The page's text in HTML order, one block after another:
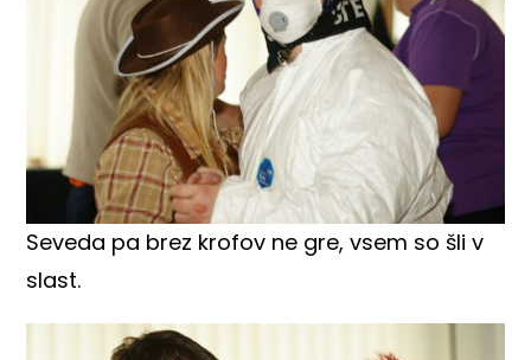
Seveda pa brez krofov ne gre, vsem so šli v
slast.